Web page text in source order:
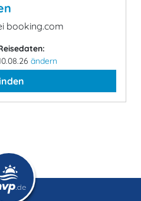
booking.com
ändern